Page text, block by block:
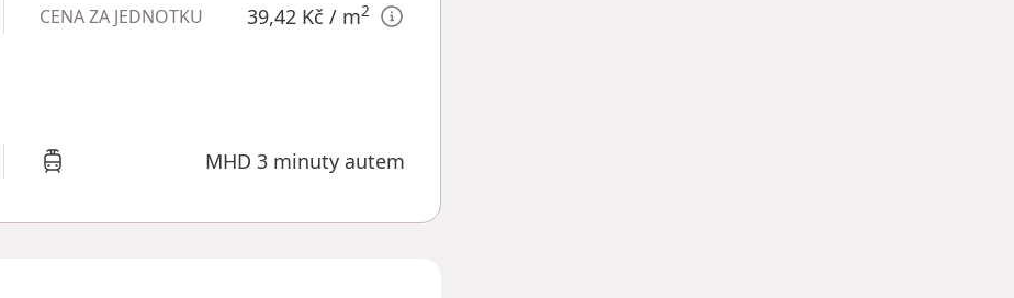
CENA ZA JEDNOTKU 39,42 Kč / m2
MHD 3 minuty autem